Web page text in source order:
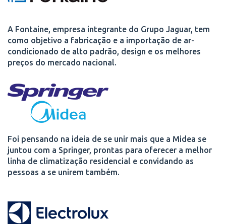
A Fontaine, empresa integrante do Grupo Jaguar, tem
como objetivo a fabricação e a importação de ar-
condicionado de alto padrão, design e os melhores
preços do mercado nacional.
Foi pensando na ideia de se unir mais que a Midea se
juntou com a Springer, prontas para oferecer a melhor
linha de climatização residencial e convidando as
pessoas a se unirem também.